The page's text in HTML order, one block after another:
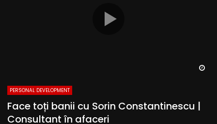
PERSONAL DEVELOPMENT
Face toți banii cu Sorin Constantinescu |
Consultant în afaceri